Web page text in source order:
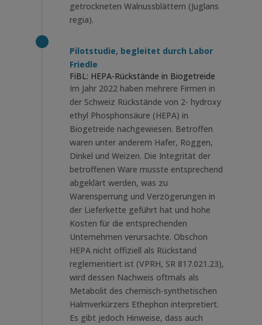
getrockneten Walnussblättern (Juglans
regia).
Pilotstudie, begleitet durch Labor
Friedle
FiBL: HEPA-Rückstände in Biogetreide
Im Jahr 2022 haben mehrere Firmen in
der Schweiz Rückstände von 2- hydroxy
ethyl Phosphonsäure (HEPA) in
Biogetreide nachgewiesen. Betroffen
waren unter anderem Hafer, Roggen,
Dinkel und Weizen. Die Integrität der
betroffenen Ware musste entsprechend
abgeklärt werden, was zu
Warensperrung und Verzögerungen in
der Lieferkette geführt hat und hohe
Kosten für die entsprechenden
Unternehmen verursachte. Obschon
HEPA nicht offiziell als Rückstand
reglementiert ist (VPRH, SR 817.021.23),
wird dessen Nachweis oftmals als
Metabolit des chemisch-synthetischen
Halmverkürzers Ethephon interpretiert.
Es gibt jedoch Hinweise, dass auch